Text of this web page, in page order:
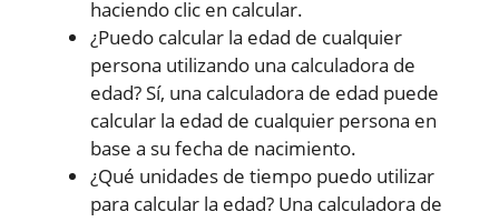
haciendo clic en calcular.
¿Puedo calcular la edad de cualquier
persona utilizando una calculadora de
edad? Sí, una calculadora de edad puede
calcular la edad de cualquier persona en
base a su fecha de nacimiento.
¿Qué unidades de tiempo puedo utilizar
para calcular la edad? Una calculadora de